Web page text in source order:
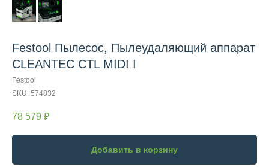
Festool Пылесос, Пылеудаляющий аппарат
CLEANTEC CTL MIDI I
Festool
SKU: 574832
78 579 ₽
Добавить в корзину